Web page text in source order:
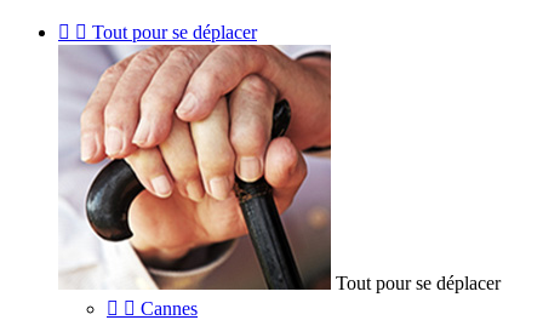
  Tout pour se déplacer
Tout pour se déplacer
  Cannes